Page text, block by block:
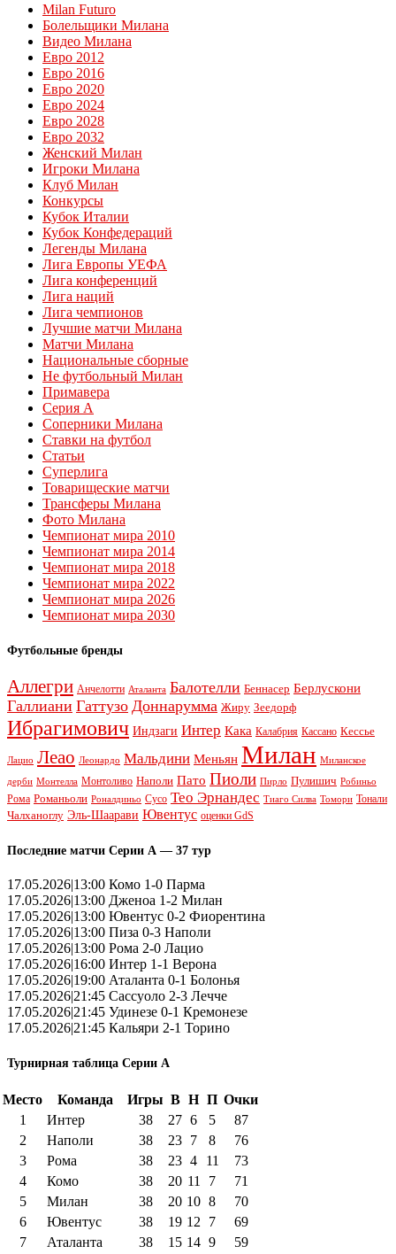
Milan Futuro
Болельщики Милана
Видео Милана
Евро 2012
Евро 2016
Евро 2020
Евро 2024
Евро 2028
Евро 2032
Женский Милан
Игроки Милана
Клуб Милан
Конкурсы
Кубок Италии
Кубок Конфедераций
Легенды Милана
Лига Европы УЕФА
Лига конференций
Лига наций
Лига чемпионов
Лучшие матчи Милана
Матчи Милана
Национальные сборные
Не футбольный Милан
Примавера
Серия А
Соперники Милана
Ставки на футбол
Статьи
Суперлига
Товарищеские матчи
Трансферы Милана
Фото Милана
Чемпионат мира 2010
Чемпионат мира 2014
Чемпионат мира 2018
Чемпионат мира 2022
Чемпионат мира 2026
Чемпионат мира 2030
Футбольные бренды
Аллегри Анчелотти Аталанта Балотелли Беннасер Берлускони
Галлиани Гаттузо Доннарумма Жиру Зеедорф
Ибрагимович Индзаги Интер Кака Калабрия Кассано Кессье
Лацио Леао Леонардо Мальдини Меньян Милан Миланское
дерби Монтелла Монтоливо Наполи Пато Пиоли Пирло Пулишич Робиньо
Рома Романьоли Роналдиньо Сусо Тео Эрнандес Тиаго Силва Томори Тонали
Чалханоглу Эль-Шаарави Ювентус оценки GdS
Последние матчи Серии А — 37 тур
17.05.2026|13:00 Комо 1-0 Парма
17.05.2026|13:00 Дженоа 1-2 Милан
17.05.2026|13:00 Ювентус 0-2 Фиорентина
17.05.2026|13:00 Пиза 0-3 Наполи
17.05.2026|13:00 Рома 2-0 Лацио
17.05.2026|16:00 Интер 1-1 Верона
17.05.2026|19:00 Аталанта 0-1 Болонья
17.05.2026|21:45 Сассуоло 2-3 Лечче
17.05.2026|21:45 Удинезе 0-1 Кремонезе
17.05.2026|21:45 Кальяри 2-1 Торино
Турнирная таблица Серии А
Место Команда Игры В Н П Очки
1
Интер 38 27 6 5
87
2
Наполи 38 23 7 8
76
3
Рома 38 23 4 11
73
4
Комо 38 20 11 7
71
5
Милан 38 20 10 8
70
6
Ювентус 38 19 12 7
69
7
Аталанта 38 15 14 9
59